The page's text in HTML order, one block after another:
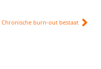
Chronische burn-out bestaat